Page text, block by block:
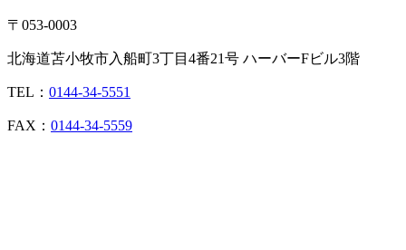
〒053-0003
北海道苫小牧市入船町3丁目4番21号 ハーバーFビル3階
TEL： 0144-34-5551
FAX： 0144-34-5559